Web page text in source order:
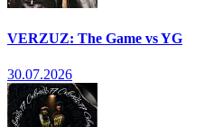
VERZUZ: The Game vs YG
30.07.2026